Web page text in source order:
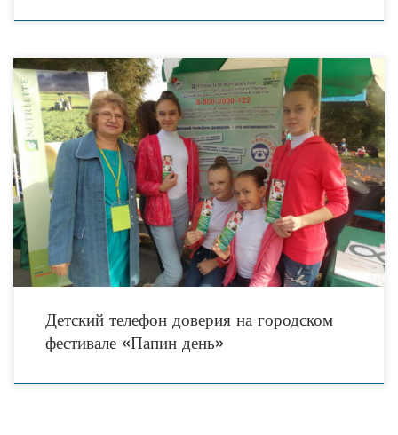
В рамках информационно-рекламной кампании по популяризации детского
телефона доверия с единым общероссийским номером 8 800 2000 122 в
регионе 02 октября 2016 года с 12.00 –
Детский телефон доверия на городском
фестивале «Папин день»